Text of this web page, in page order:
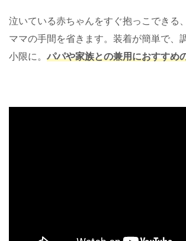
泣いている赤ちゃんをすぐ抱っこできる
ママの手間を省きます。装着が簡単で、
小限に。 パパや家族との兼用におすすめ